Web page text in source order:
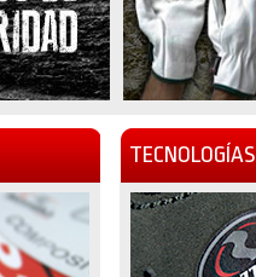
TECNOLOGÍAS